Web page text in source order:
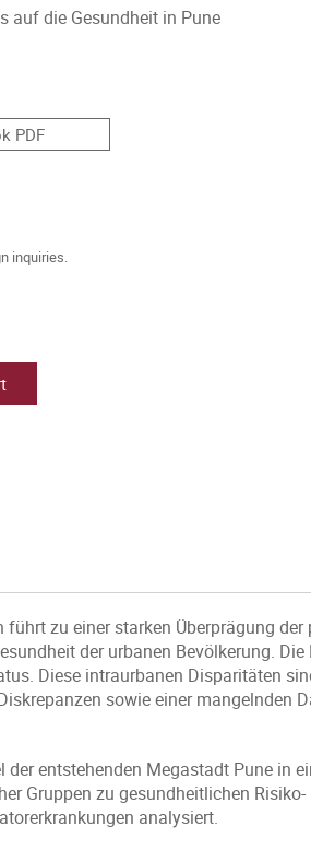
auf die Gesundheit in Pune
PDF
inquiries.
zu einer starken Überprägung
der urbanen Bevölkerung.
Diese intraurbanen Disparitäten
sowie einer mangelnden
entstehenden Megastadt Pune in
Gruppen zu gesundheitlichen
analysiert.